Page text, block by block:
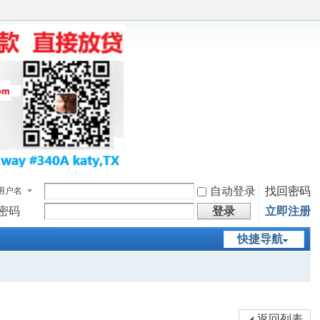
户名 自动登录
找回密码
码
登录 立即注册
快捷导航